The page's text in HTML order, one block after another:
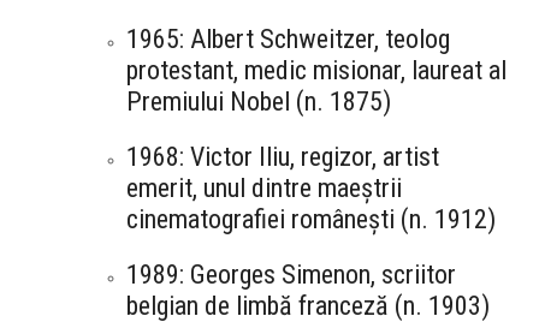
1965: Albert Schweitzer, teolog
protestant, medic misionar, laureat al
Premiului Nobel (n. 1875)
1968: Victor Iliu, regizor, artist
emerit, unul dintre maeștrii
cinematografiei românești (n. 1912)
1989: Georges Simenon, scriitor
belgian de limbă franceză (n. 1903)